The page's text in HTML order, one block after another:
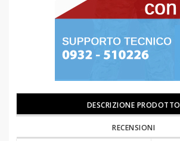
DESCRIZIONE PRODOTTO
RECENSIONI